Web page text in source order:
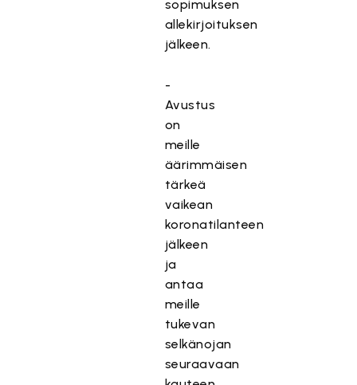
sopimuksen
allekirjoituksen
jälkeen.
-
Avustus
on
meille
äärimmäisen
tärkeä
vaikean
koronatilanteen
jälkeen
ja
antaa
meille
tukevan
selkänojan
seuraavaan